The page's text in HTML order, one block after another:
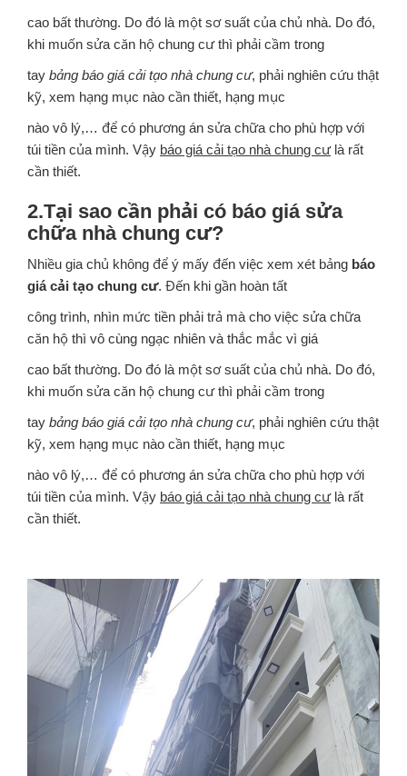
cao bất thường. Do đó là một sơ suất của chủ nhà. Do đó,
khi muốn sửa căn hộ chung cư thì phải cầm trong
tay bảng báo giá cải tạo nhà chung cư, phải nghiên cứu thật
kỹ, xem hạng mục nào cần thiết, hạng mục
nào vô lý,… để có phương án sửa chữa cho phù hợp với
túi tiền của mình. Vậy báo giá cải tạo nhà chung cưlà rất
cần thiết.
2.Tại sao cần phải có báo giá sửa
chữa nhà chung cư?
Nhiều gia chủ không để ý mấy đến việc xem xét bảng báo
giá cải tạo chung cư. Đến khi gần hoàn tất
công trình, nhìn mức tiền phải trả mà cho việc sửa chữa
căn hộ thì vô cùng ngạc nhiên và thắc mắc vì giá
cao bất thường. Do đó là một sơ suất của chủ nhà. Do đó,
khi muốn sửa căn hộ chung cư thì phải cầm trong
tay bảng báo giá cải tạo nhà chung cư, phải nghiên cứu thật
kỹ, xem hạng mục nào cần thiết, hạng mục
nào vô lý,… để có phương án sửa chữa cho phù hợp với
túi tiền của mình. Vậy báo giá cải tạo nhà chung cưlà rất
cần thiết.